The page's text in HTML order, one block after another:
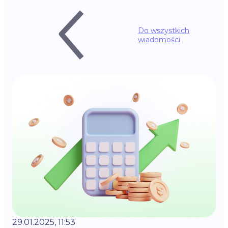
Do wszystkich
wiadomości
29.01.2025, 11:53